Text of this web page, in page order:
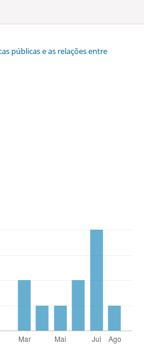
públicas e as relações entre